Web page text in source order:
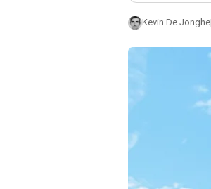
Kevin De Jonghe